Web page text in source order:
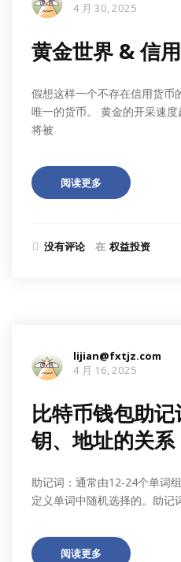
4 月 30, 2025
黄金世界 & 信
假想这样一个不存在信用货币
唯一的货币。 黄金的开采速
将被
阅读更多
没有评论 在 权益投资
lijian@fxtjz.com
4 月 16, 2025
比特币钱包助
钥、地址的关系
助记词：通常由12-24个单词
定义单词中随机选择的。助记
阅读更多